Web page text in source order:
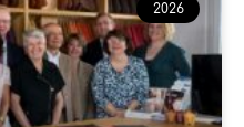
2026